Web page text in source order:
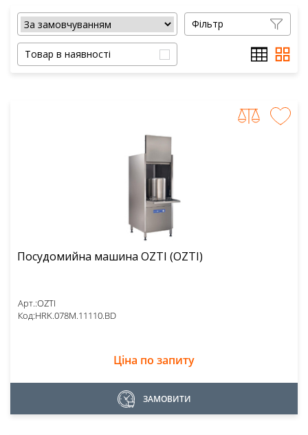
Фільтр
Товар в наявності
Посудомийна машина OZTI (OZTI)
Арт.:OZTI
Код:HRK.078M.11110.BD
Ціна по запиту
ЗАМОВИТИ